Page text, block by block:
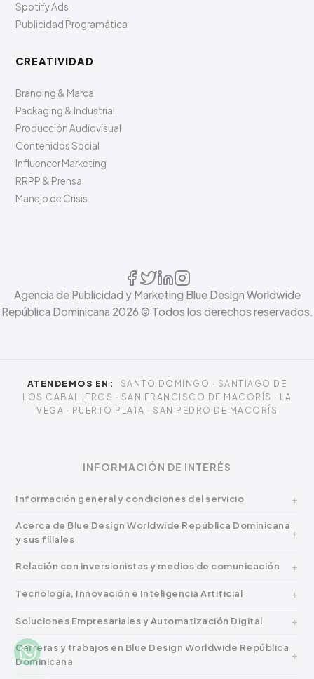
Spotify Ads
Publicidad Programática
CREATIVIDAD
Branding & Marca
Packaging & Industrial
Producción Audiovisual
Contenidos Social
Influencer Marketing
RRPP & Prensa
Manejo de Crisis
Agencia de Publicidad y Marketing Blue Design Worldwide
República Dominicana 2026 © Todos los derechos reservados.
ATENDEMOS EN:
SANTO DOMINGO · SANTIAGO DE
LOS CABALLEROS · SAN FRANCISCO DE MACORÍS · LA
VEGA · PUERTO PLATA · SAN PEDRO DE MACORÍS
INFORMACIÓN DE INTERÉS
Información general y condiciones del servicio
Acerca de Blue Design Worldwide República Dominicana
y sus filiales
Relación con inversionistas y medios de comunicación
Tecnología, Innovación e Inteligencia Artificial
Soluciones Empresariales y Automatización Digital
Carreras y trabajos en Blue Design Worldwide República
Dominicana